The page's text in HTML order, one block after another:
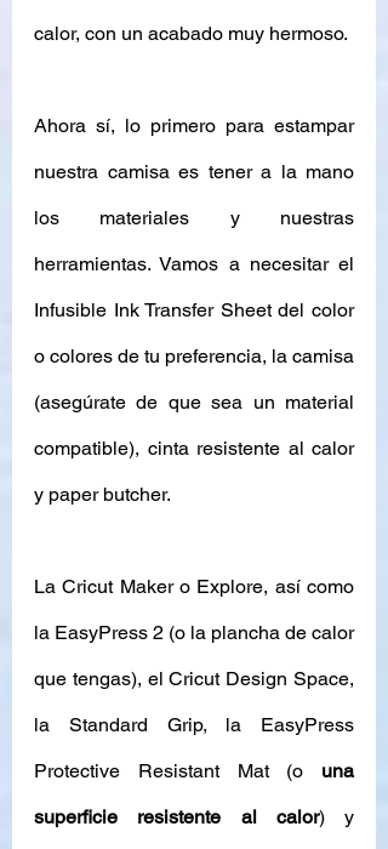
calor, con un acabado muy hermoso.
Ahora sí, lo primero para estampar
nuestra camisa es tener a la mano
los materiales y nuestras
herramientas. Vamos a necesitar el
Infusible Ink Transfer Sheet del color
o colores de tu preferencia, la camisa
(asegúrate de que sea un material
compatible), cinta resistente al calor
y paper butcher.
La Cricut Maker o Explore, así como
la EasyPress 2 (o la plancha de calor
que tengas), el Cricut Design Space,
la Standard Grip, la EasyPress
Protective Resistant Mat (o una
superficie resistente al calor) y